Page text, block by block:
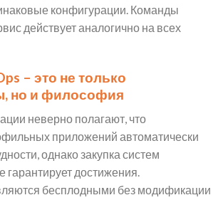
конфигурации. Команды
действует аналогично на всех
– это не только
но и философия
неверно полагают, что
приложений автоматически
однако закупка систем
гарантирует достижения.
бесплодными без модификации